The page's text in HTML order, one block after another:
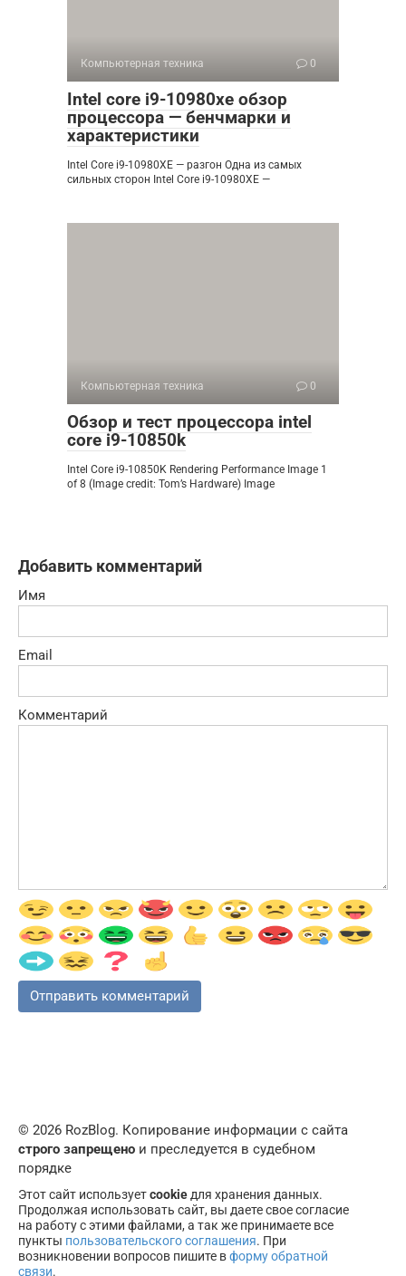
Компьютерная техника 0
Intel core i9-10980xe обзор
процессора — бенчмарки и
характеристики
Intel Core i9-10980XE — разгон Одна из самых
сильных сторон Intel Core i9-10980XE —
Компьютерная техника 0
Обзор и тест процессора intel
core i9-10850k
Intel Core i9-10850K Rendering Performance Image 1
of 8 (Image credit: Tom’s Hardware) Image
Добавить комментарий
Имя
Email
Комментарий
© 2026 RozBlog. Копирование информации с сайта
строго запрещено и преследуется в судебном
порядке
Этот сайт используетcookie для хранения данных.
Продолжая использовать сайт, вы даете свое согласие
на работу с этими файлами, а так же принимаете все
пункты пользовательского соглашения. При
возникновении вопросов пишите вформу обратной
связи.